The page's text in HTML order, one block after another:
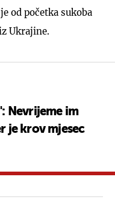
od početka sukoba
Ukrajine.
Nevrijeme im
je krov mjesec